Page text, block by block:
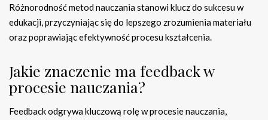
Różnorodność metod nauczania stanowi klucz do sukcesu w
edukacji, przyczyniając się do lepszego zrozumienia materiału
oraz poprawiając efektywność procesu kształcenia.
Jakie znaczenie ma feedback w
procesie nauczania?
Feedback odgrywa kluczową rolę w procesie nauczania,